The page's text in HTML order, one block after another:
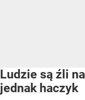
Ludzie są źli
jednak haczyk